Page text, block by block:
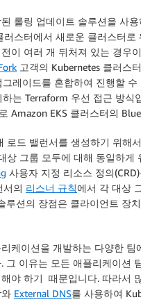
롤링 업데이트 솔루션을 사
러스터에서 새로운 클러스터
이 여러 개 뒤처져 있는 경우
고객의 Kubernetes 클러스
레이드를 혼합하여 진행할
는 Terraform 우선 접근 방
Amazon EKS 클러스터의
로드 밸런서를 생성하기 위해
상 그룹 모두에 대해 동일하게
사용자 지정 리소스 정의
서의 리스너 규칙에서 각 대상
루션의 장점은 클라이언트 장
케이션을 개발하는 다양한
그 이유는 모든 애플리케이션
야 하기 때문입니다. 따라서
External DNS를 사용하여